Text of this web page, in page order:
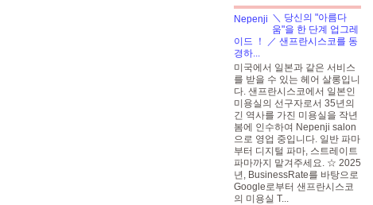
＼ 당신의 "아름다
움"을 한 단계 업그레
이드 ！ ／ 샌프란시스코를 동
경하...
미국에서 일본과 같은 서비스
를 받을 수 있는 헤어 살롱입니
다. 샌프란시스코에서 일본인
미용실의 선구자로서 35년의
긴 역사를 가진 미용실을 작년
봄에 인수하여 Nepenji salon
으로 영업 중입니다. 일반 파마
부터 디지털 파마, 스트레이트
파마까지 맡겨주세요. ☆ 2025
년, BusinessRate를 바탕으로
Google로부터 샌프란시스코
의 미용실 T...